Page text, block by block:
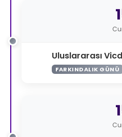
Uluslararası
FARKINDALIK GÜNÜ